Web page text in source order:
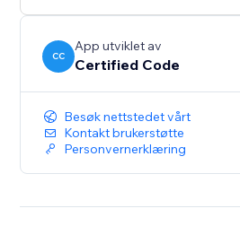
CC
App utviklet av
Certified Code
Besøk nettstedet vårt
Kontakt brukerstøtte
Personvernerklæring